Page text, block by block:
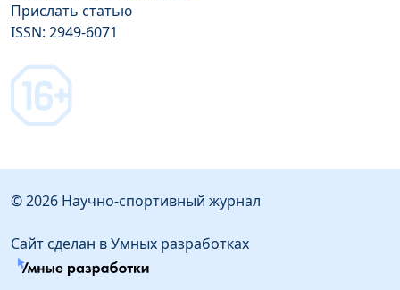
Прислать статью
ISSN: 2949-6071
© 2026 Научно-спортивный журнал
Сайт сделан в Умных разработках